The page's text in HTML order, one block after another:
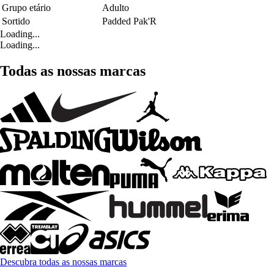
Grupo etário
Adulto
Sortido
Padded Pak'R
Loading...
Loading...
Todas as nossas marcas
Descubra todas as nossas marcas